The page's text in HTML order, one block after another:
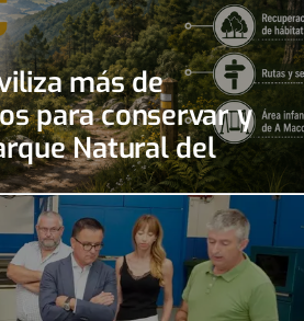
más de
para conservar y
Natural del